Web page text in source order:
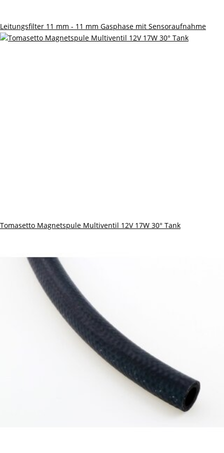
Leitungsfilter 11 mm - 11 mm Gasphase mit Sensoraufnahme
Tomasetto Magnetspule Multiventil 12V 17W 30° Tank